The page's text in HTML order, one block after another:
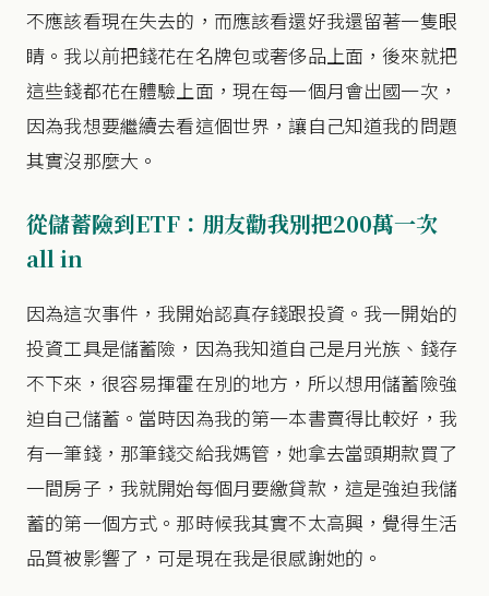
不應該看現在失去的，而應該看還好我還留著一隻眼
睛。我以前把錢花在名牌包或奢侈品上面，後來就把
這些錢都花在體驗上面，現在每一個月會出國一次，
因為我想要繼續去看這個世界，讓自己知道我的問題
其實沒那麼大。
從儲蓄險到ETF：朋友勸我別把200萬一次
all in
因為這次事件，我開始認真存錢跟投資。我一開始的
投資工具是儲蓄險，因為我知道自己是月光族、錢存
不下來，很容易揮霍在別的地方，所以想用儲蓄險強
迫自己儲蓄。當時因為我的第一本書賣得比較好，我
有一筆錢，那筆錢交給我媽管，她拿去當頭期款買了
一間房子，我就開始每個月要繳貸款，這是強迫我儲
蓄的第一個方式。那時候我其實不太高興，覺得生活
品質被影響了，可是現在我是很感謝她的。